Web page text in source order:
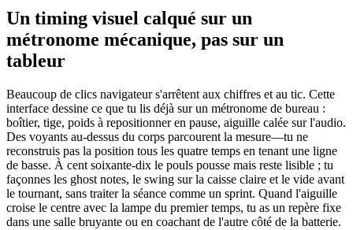
Un timing visuel calqué sur un
métronome mécanique, pas sur un
tableur
Beaucoup de clics navigateur s'arrêtent aux chiffres et au tic. Cette
interface dessine ce que tu lis déjà sur un métronome de bureau :
boîtier, tige, poids à repositionner en pause, aiguille calée sur l'audio.
Des voyants au-dessus du corps parcourent la mesure—tu ne
reconstruis pas la position tous les quatre temps en tenant une ligne
de basse. À cent soixante-dix le pouls pousse mais reste lisible ; tu
façonnes les ghost notes, le swing sur la caisse claire et le vide avant
le tournant, sans traiter la séance comme un sprint. Quand l'aiguille
croise le centre avec la lampe du premier temps, tu as un repère fixe
dans une salle bruyante ou en coachant de l'autre côté de la batterie.